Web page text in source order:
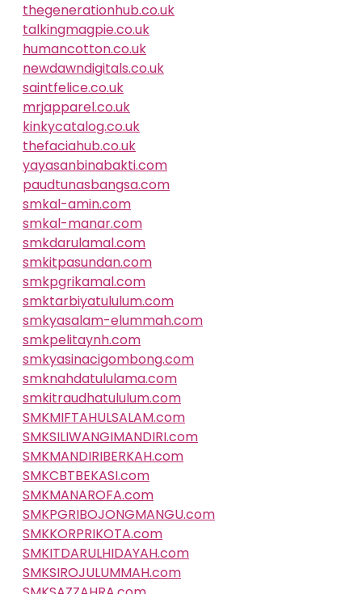
thegenerationhub.co.uk
talkingmagpie.co.uk
humancotton.co.uk
newdawndigitals.co.uk
saintfelice.co.uk
mrjapparel.co.uk
kinkycatalog.co.uk
thefaciahub.co.uk
yayasanbinabakti.com
paudtunasbangsa.com
smkal-amin.com
smkal-manar.com
smkdarulamal.com
smkitpasundan.com
smkpgrikamal.com
smktarbiyatululum.com
smkyasalam-elummah.com
smkpelitaynh.com
smkyasinacigombong.com
smknahdatululama.com
smkitraudhatululum.com
SMKMIFTAHULSALAM.com
SMKSILIWANGIMANDIRI.com
SMKMANDIRIBERKAH.com
SMKCBTBEKASI.com
SMKMANAROFA.com
SMKPGRIBOJONGMANGU.com
SMKKORPRIKOTA.com
SMKITDARULHIDAYAH.com
SMKSIROJULUMMAH.com